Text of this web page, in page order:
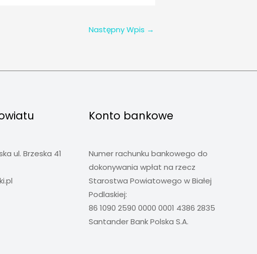
Następny Wpis →
ul. Brzeska 41
Konto bankowe
Numer rachunku bankowego do
dokonywania wpłat na rzecz
Starostwa Powiatowego w Białej
Podlaskiej:
86 1090 2590 0000 0001 4386 2835
Santander Bank Polska S.A.